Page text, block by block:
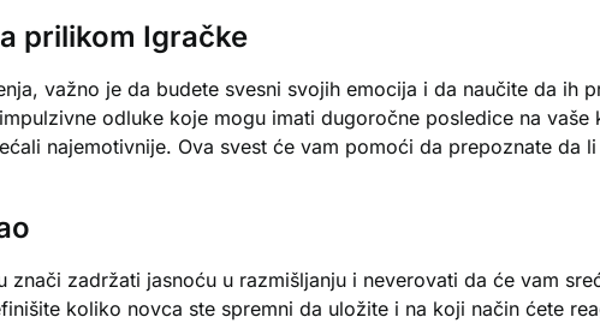
prilikom Igračke
važno je da budete svesni svojih emocija i da naučite da ih
odluke koje mogu imati dugoročne posledice na
najemotivnije. Ova svest će vam pomoći da prepoznate da
znači zadržati jasnoću u razmišljanju i neverovati da će vam
koliko novca ste spremni da uložite i na koji način ćete